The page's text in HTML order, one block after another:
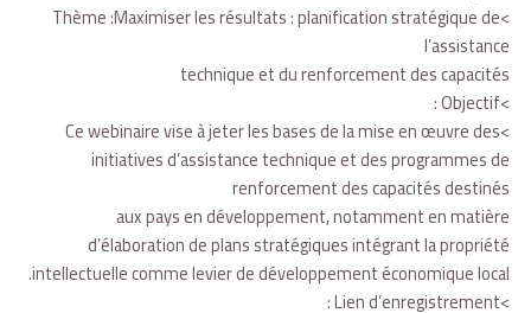
>Thème :Maximiser les résultats : planification stratégique de
l’assistance
technique et du renforcement des capacités
>Ce webinaire vise à jeter les bases de la mise en œuvre des
initiatives d’assistance technique et des programmes de
renforcement des capacités destinés
aux pays en développement, notamment en matière
d’élaboration de plans stratégiques intégrant la propriété
intellectuelle comme levier de développement économique local.